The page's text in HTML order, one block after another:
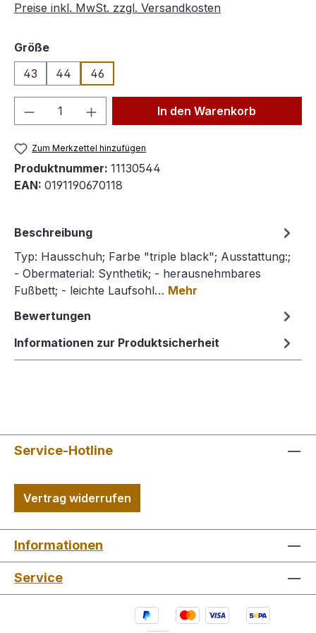
Preise inkl. MwSt. zzgl. Versandkosten
Größeauswählen
43
44 46
Produkt Anzahl: Gib denIn den Warenkorb
Zum Merkzettel hinzufügen
Produktnummer: 11130544
EAN: 0191190670118
Beschreibung
Typ: Hausschuh; Farbe "triple black"; Ausstattung:;
- Obermaterial: Synthetik; - herausnehmbares
Fußbett; - leichte Laufsohl… Mehr
Bewertungen
Informationen zur Produktsicherheit
Service-Hotline
Vertrag widerrufen
Informationen
Service